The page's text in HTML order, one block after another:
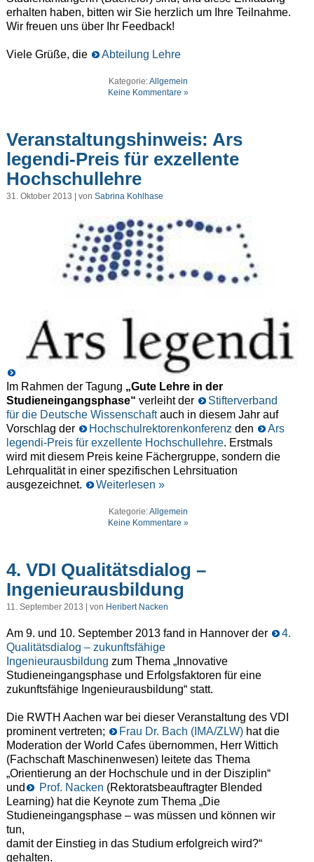
erhalten haben, bitten wir Sie herzlich um Ihre Teilnahme.
Wir freuen uns über Ihr Feedback!
Viele Grüße, die Abteilung Lehre
Kategorie:Allgemein
Keine Kommentare »
Veranstaltungshinweis: Ars
legendi-Preis für exzellente
Hochschullehre
31. Oktober 2013 | von Sabrina Kohlhase
Im Rahmen der Tagung „Gute Lehre in der
Studieneingangsphase“ verleiht der
Stifterverband
für die Deutsche Wissenschaftauch in diesem Jahr auf
Vorschlag der
Hochschulrektorenkonferenz den
Ars
legendi-Preis für exzellente Hochschullehre. Erstmals
wird mit diesem Preis keine Fächergruppe, sondern die
Lehrqualität in einer spezifischen Lehrsituation
ausgezeichnet.
Weiterlesen »
Kategorie:Allgemein
Keine Kommentare »
4. VDI Qualitätsdialog –
Ingenieurausbildung
11. September 2013 | von Heribert Nacken
Am 9. und 10. September 2013 fand in Hannover der
4.
Qualitätsdialog – zukunftsfähige
Ingenieurausbildung zum Thema „Innovative
Studieneingangsphase und Erfolgsfaktoren für eine
zukunftsfähige Ingenieurausbildung“ statt.
Die RWTH Aachen war bei dieser Veranstaltung des VDI
prominent vertreten;
Frau Dr. Bach (IMA/ZLW)hat die
Moderation der World Cafes übernommen, Herr Wittich
(Fachschaft Maschinenwesen) leitete das Thema
„Orientierung an der Hochschule und in der Disziplin“
und
Prof. Nacken (Rektoratsbeauftragter Blended
Learning) hat die Keynote zum Thema „Die
Studieneingangsphase – was müssen und können wir
tun,
damit der Einstieg in das Studium erfolgreich wird?“
gehalten.